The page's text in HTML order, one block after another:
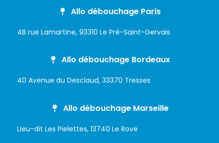
Allo débouchage Paris
4B rue Lamartine, 93310 Le Pré-Saint-Gervais
Allo débouchage Bordeaux
40 Avenue du Desclaud, 33370 Tresses
Allo débouchage Marseille
Lieu-dit Les Pielettes, 13740 Le Rove